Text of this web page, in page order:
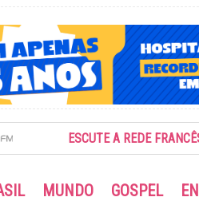
ESCUTE A REDE FRANCÊS FM
MUNDO GOSPEL